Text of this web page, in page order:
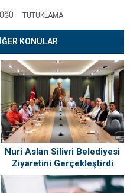
TUTUKLAMA
KONULAR
Nuri Aslan Silivri Belediyesi
Ziyaretini Gerçekleştirdi